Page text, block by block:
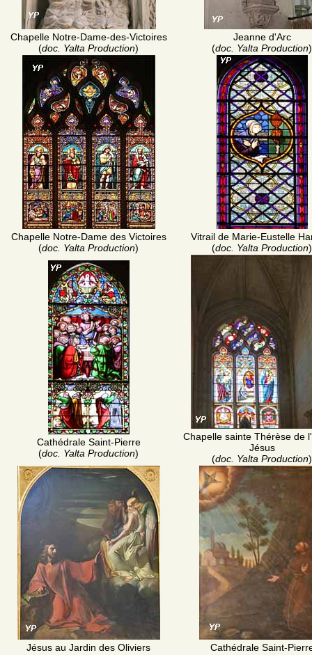
Chapelle Notre-Dame-des-Victoires
(doc. Yalta Production)
Jeanne d'Arc
(doc. Yalta Production)
Chapelle Notre-Dame des Victoires
(doc. Yalta Production)
Vitrail de Marie-Eustelle
(doc. Yalta Production)
Cathédrale Saint-Pierre
(doc. Yalta Production)
Chapelle sainte Thérèse de
Jésus
(doc. Yalta Production)
Jésus au Jardin des Oliviers
Cathédrale Saint-